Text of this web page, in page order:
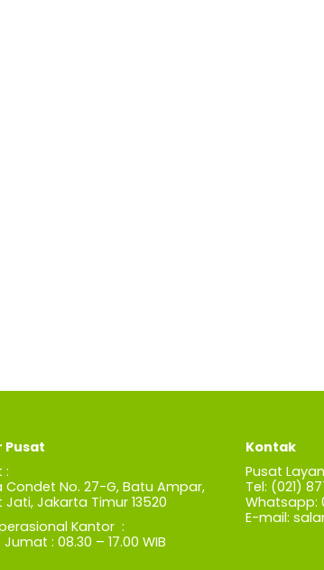
Pusat
:
Condet No. 27-G, Batu Ampar,
Jati, Jakarta Timur 13520
Kantor :
: 08.30 – 17.00 WIB
Kontak
Pusat
Tel: (021)
Whatsapp:
E-mail: